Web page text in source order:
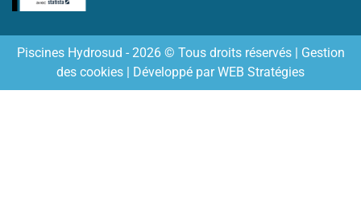
Piscines Hydrosud - 2026 © Tous droits réservés | Gestion
des cookies | Développé parWEB Stratégies